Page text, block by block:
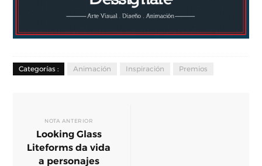
Categorías : Animación Inspiración Premios
NOTA ANTERIOR
Looking Glass
Liteforms da vida
a personajes